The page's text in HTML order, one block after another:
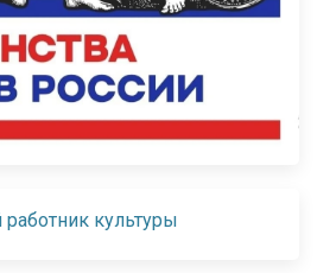
культуры